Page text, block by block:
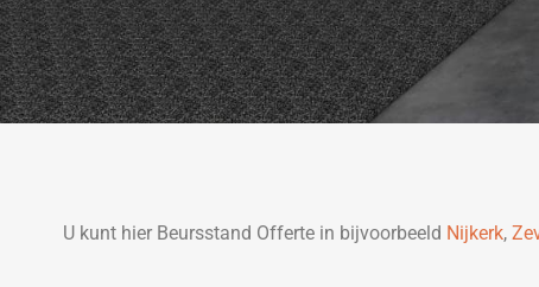
U kunt hier Beursstand Offerte in bijvoorbeeld Nijkerk,